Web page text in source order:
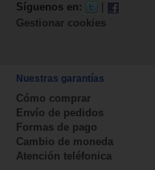
Síguenos en:
Gestionar cookies
Nuestras garantías
Cómo comprar
Envío de pedidos
Formas de pago
Cambio de moneda
Atención teléfonica